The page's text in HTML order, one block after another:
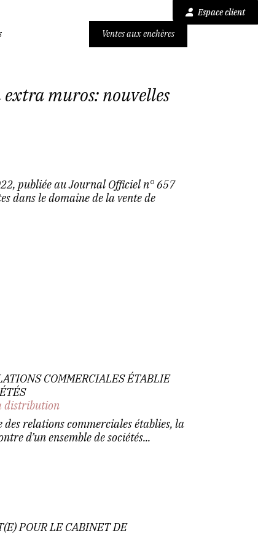
Espace client
Ventes aux enchères
extra muros: nouvelles
publiée au Journal Officiel n° 657
dans le domaine de la vente de
COMMERCIALES ÉTABLIE
distribution
relations commerciales établies, la
d’un ensemble de sociétés...
POUR LE CABINET DE